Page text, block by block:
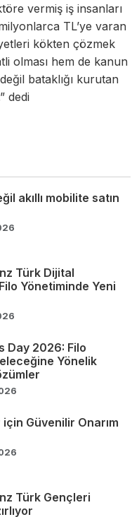
vermiş iş insanları
TL’ye varan
kökten çözmek
olması hem de kanun
bataklığı kurutan
dedi
akıllı mobilite satın
Türk Dijital
Yönetiminde Yeni
Day 2026: Filo
Yönelik
Güvenilir Onarım
Türk Gençleri